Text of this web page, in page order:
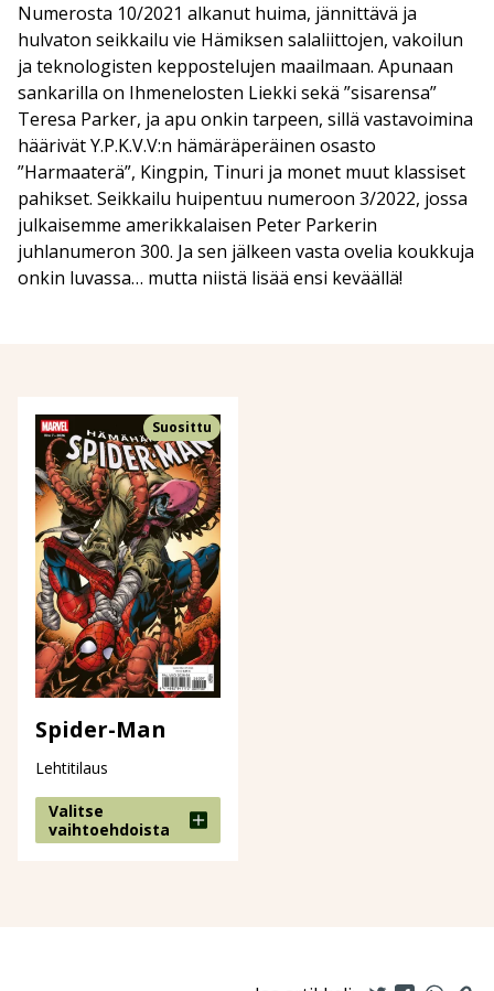
Numerosta 10/2021 alkanut huima, jännittävä ja
hulvaton seikkailu vie Hämiksen salaliittojen, vakoilun
ja teknologisten keppostelujen maailmaan. Apunaan
sankarilla on Ihmenelosten Liekki sekä ”sisarensa”
Teresa Parker, ja apu onkin tarpeen, sillä vastavoimina
häärivät Y.P.K.V.V:n hämäräperäinen osasto
”Harmaaterä”, Kingpin, Tinuri ja monet muut klassiset
pahikset. Seikkailu huipentuu numeroon 3/2022, jossa
julkaisemme amerikkalaisen Peter Parkerin
juhlanumeron 300. Ja sen jälkeen vasta ovelia koukkuja
onkin luvassa… mutta niistä lisää ensi keväällä!
Spider-Man
Suosittu
Lehtitilaus
Valitse
vaihtoehdoista